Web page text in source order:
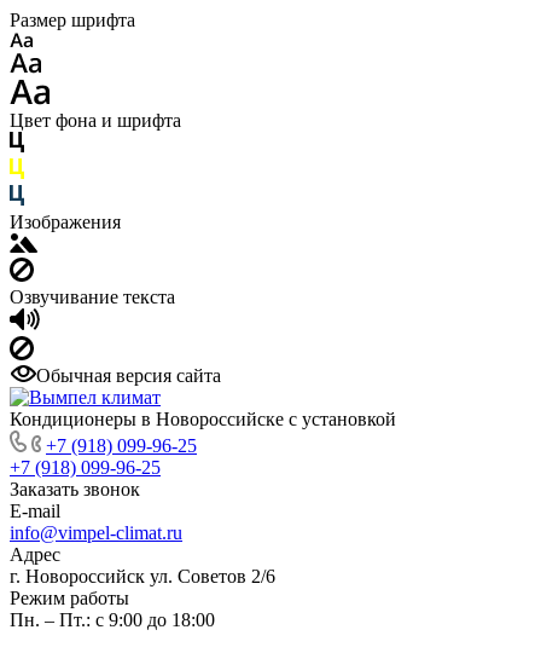
Размер шрифта
Цвет фона и шрифта
Изображения
Озвучивание текста
Обычная версия сайта
Кондиционеры в Новороссийске с установкой
+7 (918) 099-96-25
+7 (918) 099-96-25
Заказать звонок
E-mail
info@vimpel-climat.ru
Адрес
г. Новороссийск ул. Советов 2/6
Режим работы
Пн. – Пт.: с 9:00 до 18:00